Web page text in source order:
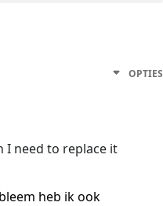
OPTIES
I need to replace it
heb ik ook